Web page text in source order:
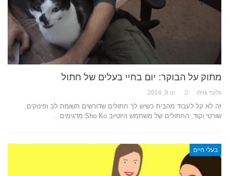
מתוק על הבוקר: יום בחיי בעלים של חתול
גלעד גזית ינו 9, 2014
זה לא קל לעבוד מהבית כשיש לך חתולים שדורשים תשומת לב ופינוקים.
שורטי וקוד, החתולים של משתמש היוטיוב Sho Ko מדגימים…
בעלי חיים